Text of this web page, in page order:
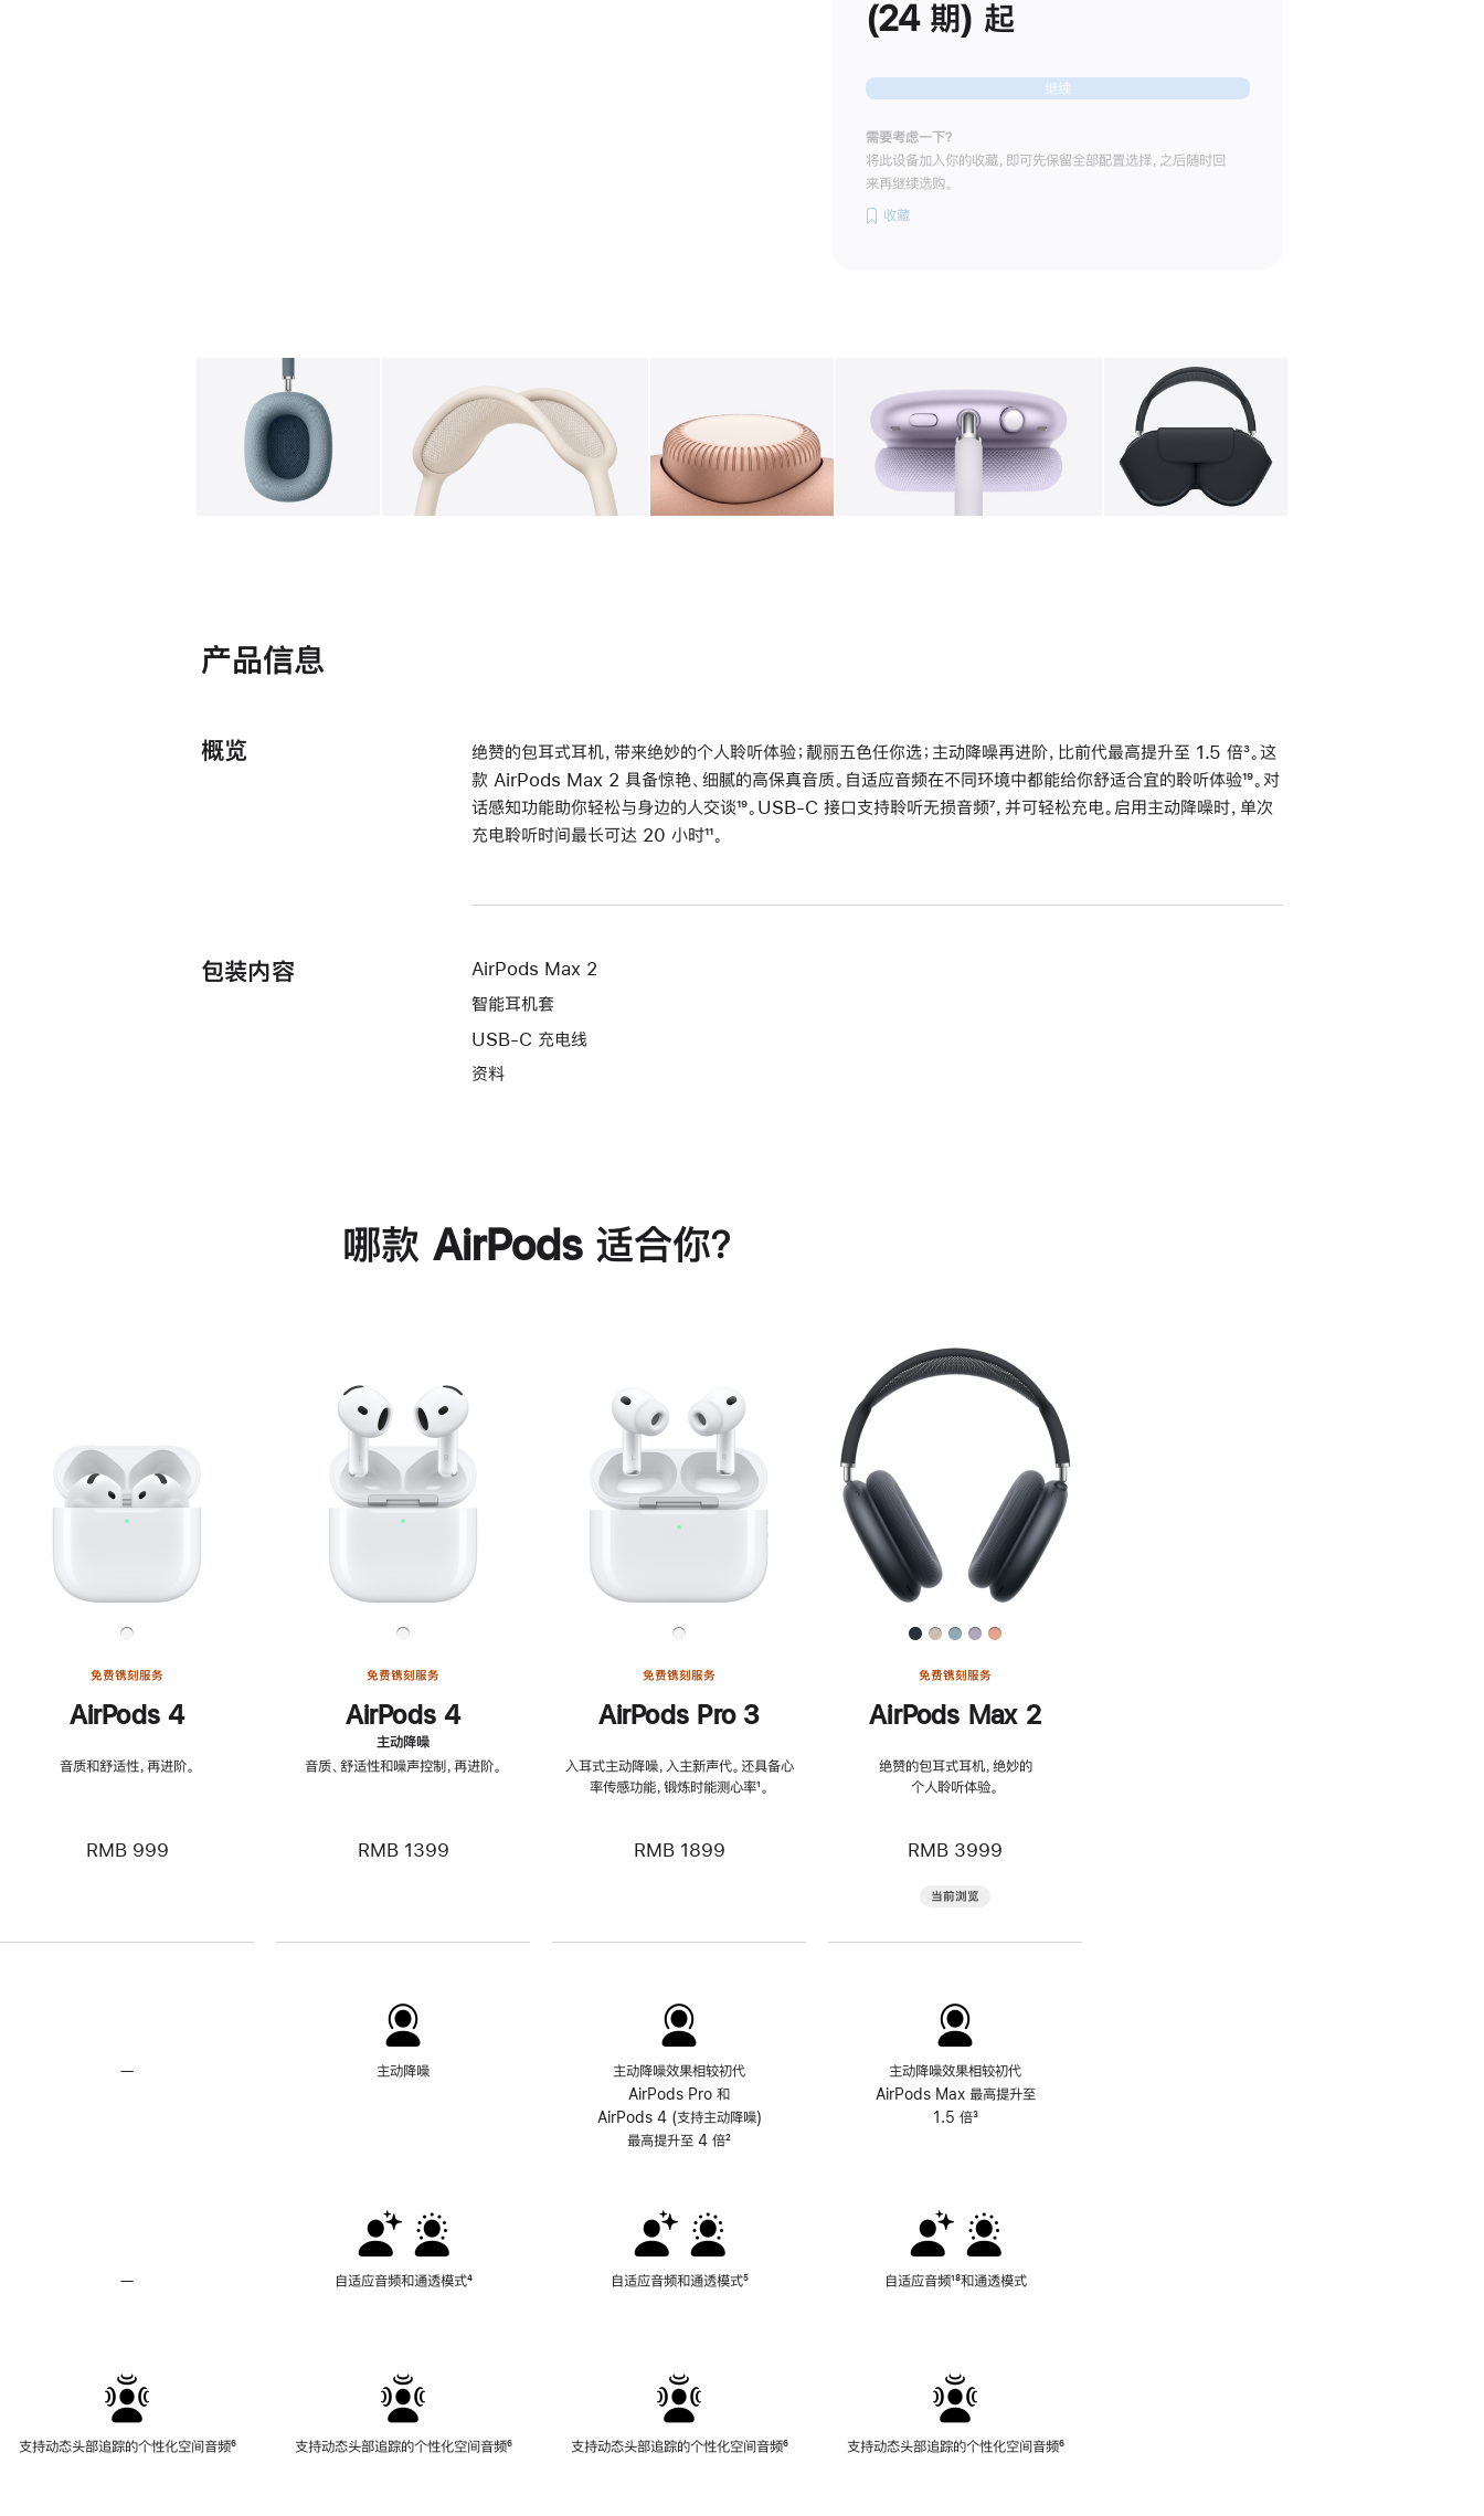
(24 期) 起
继续
需要考虑一下？
将此设备加入你的收藏，即可先保留全部配置选择，之后随时回
来再继续选购。
收藏
图库 图像 2 图库 图像 3 图库 图像 4 图像
产品信息
概览 绝赞的包耳式耳机，带来绝妙的个人聆听体验；靓丽五色任你选；主动降噪再进阶，比前代最高提升至 1.5 倍脚
注
³。这
款 AirPods Max 2 具备惊艳、细腻的高保真音质。自适应音频在不同环境中都能给你舒适合宜的聆听体验脚
注
¹⁹。对
话感知功能助你轻松与身边的人交谈脚
¹⁹。USB-C 接口支持聆听无损音频脚
⁷，并可轻松充电。启用主动降噪时，单次
充电聆听时间最长可达 20 小时脚
¹¹。
包装内容
AirPods Max 2
智能耳机套
USB-C 充电线
资料
哪款 AirPods 适合你？
免费镌刻服务
AirPods 4
音质和舒适性，再进阶。
RMB 999
—
—
适
应
音
频
支持动态头部追踪的个性化空间音频脚
⁶
免费镌刻服务
AirPods 4
主动降噪
音质、舒适性和噪声控制，再进阶。
RMB 1399
主动降噪
自适应音频和通透模式脚
⁴
支持动态头部追踪的个性化空间音频脚
⁶
免费镌刻服务
AirPods Pro 3
入耳式主动降噪，入主新声代。还具备心
率传感功能，锻炼时能测心率脚
¹。
RMB 1899
主动降噪效果相较初代
AirPods Pro 和
AirPods 4 (支持主动降噪)
最高提升至 4 倍脚
²
自适应音频和通透模式脚
⁵
支持动态头部追踪的个性化空间音频脚
⁶
免费镌刻服务
AirPods Max 2
绝赞的包耳式耳机，绝妙的
个人聆听体验。
RMB 3999
当前浏览
主动降噪效果相较初代
AirPods Max 最高提升至
1.5 倍脚
³
自适应音频脚
¹⁸和通透模式
支持动态头部追踪的个性化空间音频脚
⁶